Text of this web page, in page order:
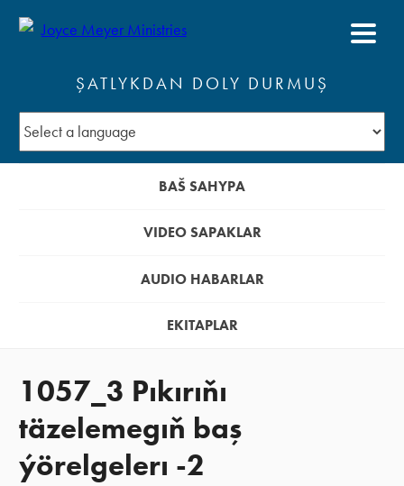
ŞATLYKDAN DOLY DURMUŞ
BAŠ SAHYPA
VIDEO SAPAKLAR
AUDIO HABARLAR
EKITAPLAR
1057_3 Pıkırıňı
täzelemegıň baş
ýörelgelerı -2